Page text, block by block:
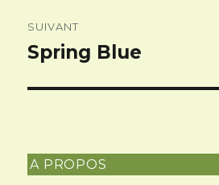
SUIVANT
Article
Spring Blue
A PROPOS